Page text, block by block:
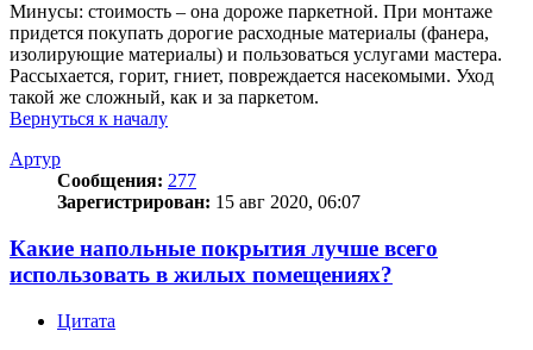
Минусы: стоимость – она дороже паркетной. При монтаже
придется покупать дорогие расходные материалы (фанера,
изолирующие материалы) и пользоваться услугами мастера.
Рассыхается, горит, гниет, повреждается насекомыми. Уход
такой же сложный, как и за паркетом.
Вернуться к началу
Артур
Сообщения: 277
Зарегистрирован: 15 авг 2020, 06:07
Какие напольные покрытия лучше всего
использовать в жилых помещениях?
Цитата